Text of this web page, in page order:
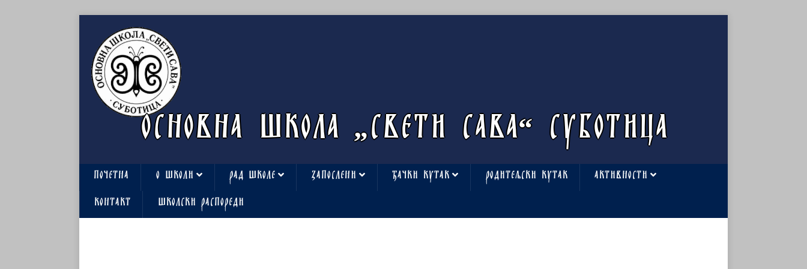
ОСНОВНА ШКОЛА „СВЕТИ САВА“ СУБОТИЦА
ПОЧЕТНА О ШКОЛИ РАД ШКОЛЕ ЗАПОСЛЕНИ ЂАЧКИ КУТАК РОДИТЕЉСКИ КУТАК
АКТИВНОСТИ
КОНТАКТ
ШКОЛСКИ РАСПОРЕДИ